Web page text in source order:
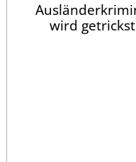
wird